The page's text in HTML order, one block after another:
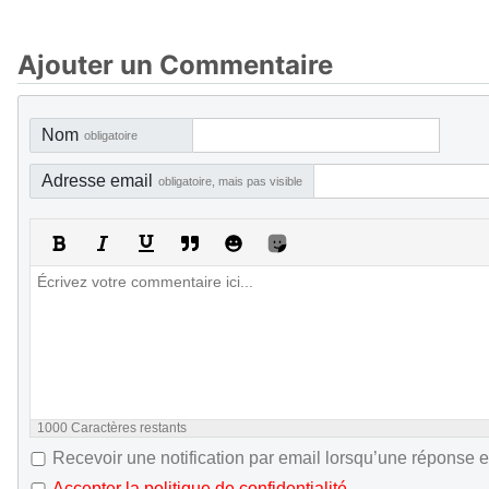
Ajouter un Commentaire
Nom obligatoire
Adresse email obligatoire, mais pas visible
1000 Caractères restants
Recevoir une notification par email lorsqu’une réponse